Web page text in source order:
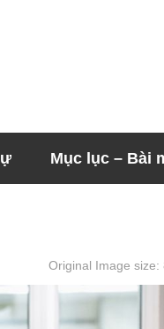
Mục lục – Bài
Original Image size: